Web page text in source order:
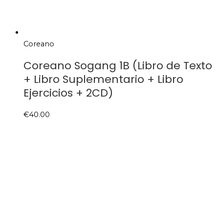
Coreano
Coreano Sogang 1B (Libro de Texto
+ Libro Suplementario + Libro
Ejercicios + 2CD)
€40.00